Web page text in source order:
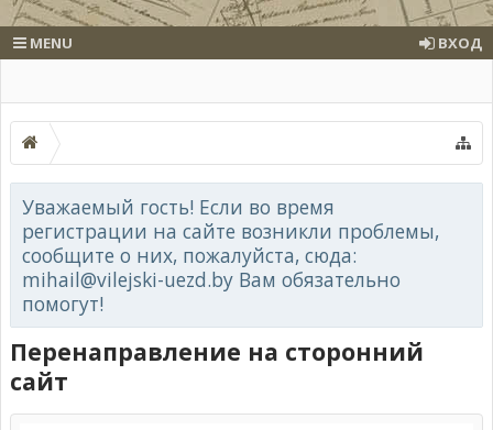
MENU ВХОД
Уважаемый гость! Если во время
регистрации на сайте возникли проблемы,
сообщите о них, пожалуйста, сюда:
mihail@vilejski-uezd.by Вам обязательно
помогут!
Перенаправление на сторонний
сайт